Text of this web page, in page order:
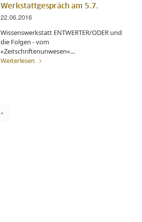
Werkstattgespräch am 5.7.
22.06.2016
Wissenswerkstatt ENTWERTER/ODER und
die Folgen - vom
»Zeitschriftenunwesen«…
Weiterlesen
»